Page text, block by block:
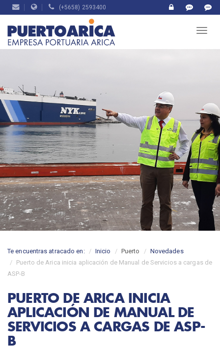
(+5658) 2593400
Te encuentras atracado en: Inicio Puerto
Novedades
Puerto de Arica inicia aplicación de Manual de Servicios a cargas de
ASP-B
PUERTO DE ARICA INICIA
APLICACIÓN DE MANUAL DE
SERVICIOS A CARGAS DE ASP-
B